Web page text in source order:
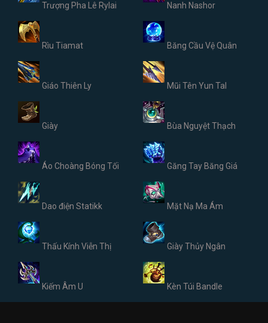
Trượng Pha Lê Rylai Nanh Nashor
Rìu Tiamat Băng Cầu Vệ Quân
Giáo Thiên Ly Mũi Tên Yun Tal
Giày Bùa Nguyệt Thạch
Áo Choàng Bóng Tối Găng Tay Băng Giá
Dao điện Statikk Mặt Nạ Ma Ám
Thấu Kính Viễn Thị Giày Thủy Ngân
Kiếm Âm U Kèn Túi Bandle